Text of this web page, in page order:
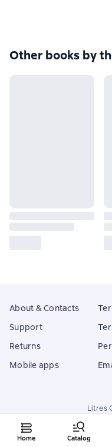
Home Catalog
Other books by
About & Contacts
Support
Returns
Mobile apps
Litres